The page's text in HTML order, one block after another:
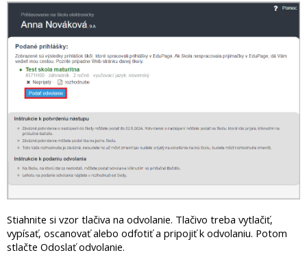
Stiahnite si vzor tlačiva na odvolanie. Tlačivo treba vytlačiť,
vypísať, oscanovať alebo odfotiť a pripojiť k odvolaniu. Potom
stlačte Odoslať odvolanie.